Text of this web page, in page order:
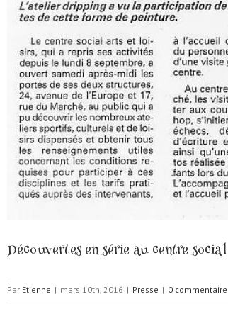
Découvertes en série au centre social
Par Etienne | mars 10th, 2016 | Presse | 0 commentaire